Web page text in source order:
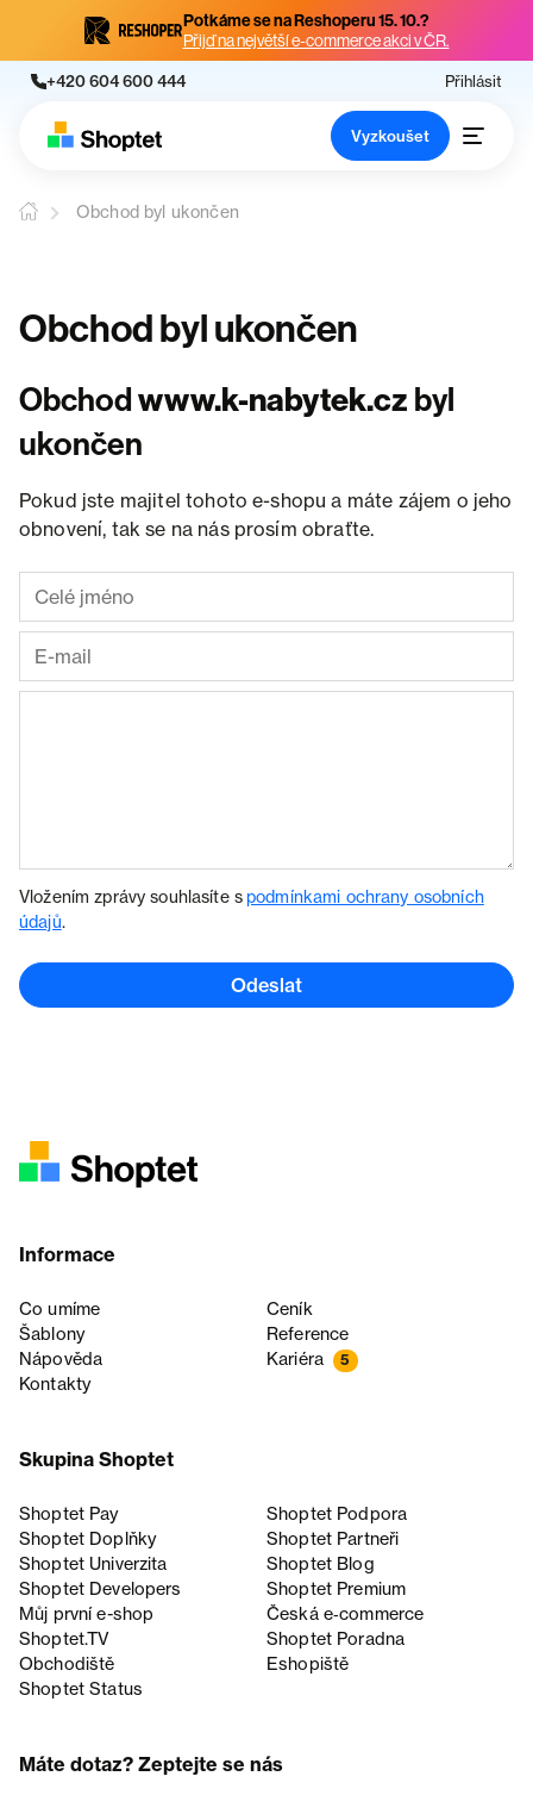
Potkáme se na Reshoperu 15. 10.?
Přijď na největší e-commerce akci v ČR.
+420 604 600 444 Přihlásit
Vyzkoušet
Obchod byl ukončen
Obchod byl ukončen
Obchodwww.k-nabytek.cz byl
ukončen
Pokud jste majitel tohoto e-shopu a máte zájem o jeho
obnovení, tak se na nás prosím obraťte.
Vložením zprávy souhlasíte spodmínkami ochrany osobních
údajů.
Odeslat
Informace
Co umíme
Ceník
Šablony
Reference
Nápověda
Kariéra 5
Kontakty
Skupina Shoptet
Shoptet Pay
Shoptet Podpora
Shoptet Doplňky
Shoptet Partneři
Shoptet Univerzita
Shoptet Blog
Shoptet Developers
Shoptet Premium
Můj první e-shop
Česká e‑commerce
Shoptet.TV
Shoptet Poradna
Obchodiště
Eshopiště
Shoptet Status
Máte dotaz? Zeptejte se nás